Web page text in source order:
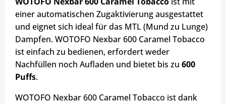
einer automatischen Zugaktivierung ausgestattet
und eignet sich ideal für das MTL (Mund zu Lunge)
Dampfen. WOTOFO Nexbar 600 Caramel Tobacco
ist einfach zu bedienen, erfordert weder
Nachfüllen noch Aufladen und bietet bis zu 600
Puffs.
WOTOFO Nexbar 600 Caramel Tobacco ist dank